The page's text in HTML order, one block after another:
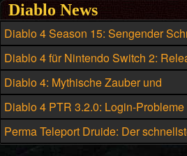
Diablo News
Diablo 4 Season 15: Sengender
Build - Die beste Skillung für den
Hexenmeister
Diablo 4 für Nintendo Switch 2:
Preis und Box-Version geleakt
Diablo 4: Mythische Zauber und
historische Uniques eskalieren
Diablo 4 PTR 3.2.0: Login-Probleme
zahlreiche bekannte Fehler
Perma Teleport Druide: Der
Build in Diablo 4